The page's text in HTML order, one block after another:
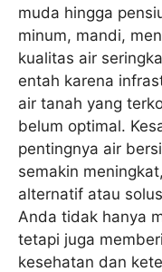
muda hingga
minum, mandi,
kualitas air
entah karena
air tanah yang
belum optimal.
pentingnya air
semakin
alternatif atau
Anda tidak hanya
tetapi juga
kesehatan dan